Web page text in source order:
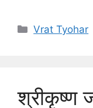
Categories
Vrat Tyohar
श्रीकृष्ण